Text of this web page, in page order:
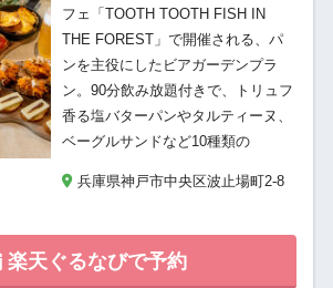
フェ「TOOTH TOOTH FISH IN
THE FOREST」で開催される、パ
ンを主役にしたビアガーデンプラ
ン。90分飲み放題付きで、トリュフ
香る塩バターパンやタルティーヌ、
ベーグルサンドなど10種類の
兵庫県神戸市中央区波止場町2-8
楽天ぐるなびで予約